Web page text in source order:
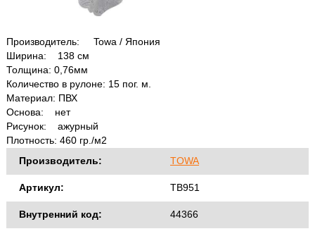
Производитель: Towa / Япония
Ширина: 138 см
Толщина: 0,76мм
Количество в рулоне: 15 пог. м.
Материал: ПВХ
Основа: нет
Рисунок: ажурный
Плотность: 460 гр./м2
Производитель:
TOWA
Артикул: ТВ951
Внутренний код: 44366